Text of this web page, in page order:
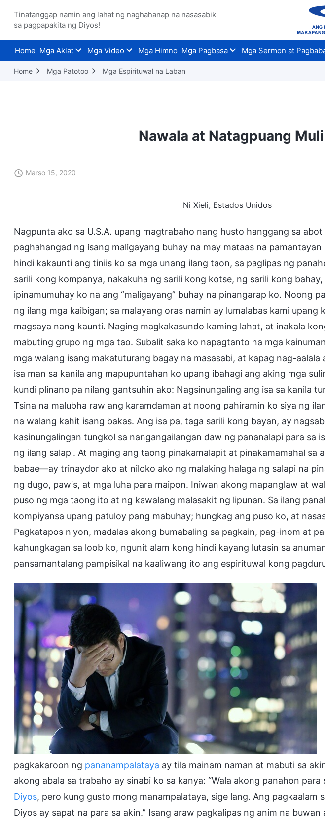
Tinatanggap namin ang lahat ng naghahanap na nasasabik
sa pagpapakita ng Diyos!
Home Mga Aklat Mga Video Mga Himno Mga Pagbasa Mga Sermon at
Home Mga Patotoo Mga Espirituwal na Laban
Nawala at Natagpuang Muli
Marso 15, 2020
Ni Xieli, Estados Unidos
Nagpunta ako sa U.S.A. upang magtrabaho nang husto hanggang sa
paghahangad ng isang maligayang buhay na may mataas na pamantayan
hindi kakaunti ang tiniis ko sa mga unang ilang taon, sa paglipas ng
sarili kong kompanya, nakakuha ng sarili kong kotse, ng sarili kong
ipinamumuhay ko na ang “maligayang” buhay na pinangarap ko. Noong
ng ilang mga kaibigan; sa malayang oras namin ay lumalabas kami upang
magsaya nang kaunti. Naging magkakasundo kaming lahat, at inakala
mabuting grupo ng mga tao. Subalit saka ko napagtanto na mga
mga walang isang makatuturang bagay na masasabi, at kapag nag-aalala
isa man sa kanila ang mapupuntahan ko upang ibahagi ang aking mga
kundi plinano pa nilang gantsuhin ako: Nagsinungaling ang isa sa kanila
Tsina na malubha raw ang karamdaman at noong pahiramin ko siya ng
na walang kahit isang bakas. Ang isa pa, taga sarili kong bayan, ay
kasinungalingan tungkol sa nangangailangan daw ng pananalapi para sa
ng ilang salapi. At maging ang taong pinakamalapit at pinakamamahal sa
babae—ay trinaydor ako at niloko ako ng malaking halaga ng salapi na
ng dugo, pawis, at mga luha para maipon. Iniwan akong mapanglaw at
puso ng mga taong ito at ng kawalang malasakit ng lipunan. Sa ilang
kompiyansa upang patuloy pang mabuhay; hungkag ang puso ko, at
Pagkatapos niyon, madalas akong bumabaling sa pagkain, pag-inom at
kahungkagan sa loob ko, ngunit alam kong hindi kayang lutasin sa
pansamantalang pampisikal na kaaliwang ito ang espirituwal kong
pagkakaroon ng pananampalataya ay tila mainam naman at mabuti sa
akong abala sa trabaho ay sinabi ko sa kanya: “Wala akong panahon para
Diyos, pero kung gusto mong manampalataya, sige lang. Ang pagkaalam
Diyos ay sapat na para sa akin.” Isang araw pagkalipas ng anim na buwan